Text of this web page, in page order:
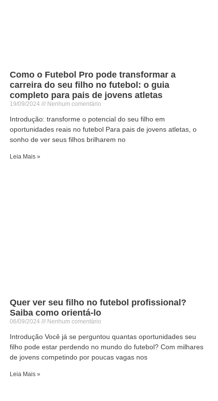
Como o Futebol Pro pode transformar a
carreira do seu filho no futebol: o guia
completo para pais de jovens atletas
19/09/2024 Nenhum comentário
Introdução: transforme o potencial do seu filho em
oportunidades reais no futebol Para pais de jovens atletas, o
sonho de ver seus filhos brilharem no
Leia Mais »
Quer ver seu filho no futebol profissional?
Saiba como orientá-lo
06/09/2024 Nenhum comentário
Introdução Você já se perguntou quantas oportunidades seu
filho pode estar perdendo no mundo do futebol? Com milhares
de jovens competindo por poucas vagas nos
Leia Mais »